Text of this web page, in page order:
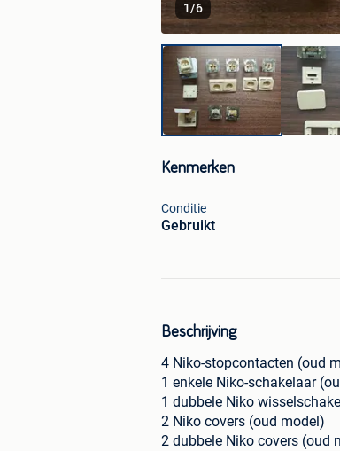
1/6
Kenmerken
Conditie
Gebruikt
Beschrijving
4 Niko-stopcontacten (oud
1 enkele Niko-schakelaar
1 dubbele Niko
2 Niko covers (oud model)
2 dubbele Niko covers (oud